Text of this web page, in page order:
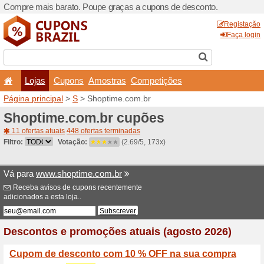
Compre mais barato.
Lojas Cupons
Página principal>S>